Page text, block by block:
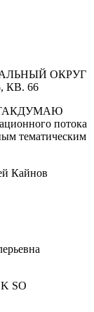
ОКРУГ
КВ. 66
ЯТАКДУМАЮ
потока
тематическим
Кайнов
SO